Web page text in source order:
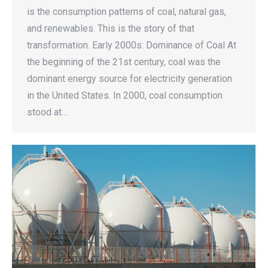
is the consumption patterns of coal, natural gas,
and renewables. This is the story of that
transformation. Early 2000s: Dominance of Coal At
the beginning of the 21st century, coal was the
dominant energy source for electricity generation
in the United States. In 2000, coal consumption
stood at…